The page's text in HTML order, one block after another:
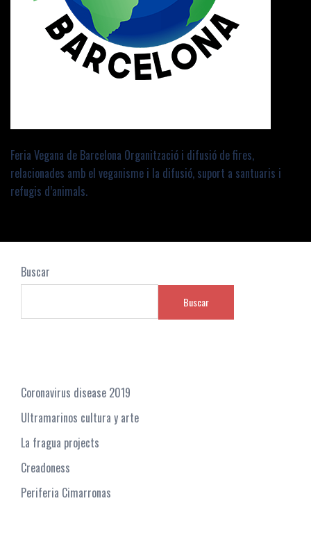
Feria Vegana de Barcelona Organització i difusió de fires,
relacionades amb el veganisme i la difusió, suport a santuaris i
refugis d’animals.
Buscar
Buscar
Coronavirus disease 2019
Ultramarinos cultura y arte
La fragua projects
Creadoness
Periferia Cimarronas